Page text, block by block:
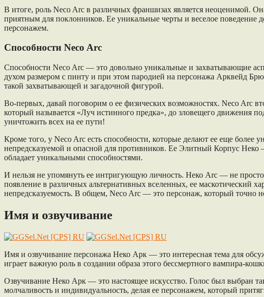
В итоге, роль Neco Arc в различных франшизах является неоценимой.
приятным для поклонников. Ее уникальные черты и веселое
персонажем.
Способности Neco Arc
Способности Neco Arc — это довольно уникальные и захватывающие
духом размером с пинту и при этом пародией на персонажа Арквейд
такой захватывающей и загадочной фигурой.
Во-первых, давай поговорим о ее физических возможностях. Neco Arc
который называется «Луч истинного предка», до зловещего
уничтожить всех на ее пути!
Кроме того, у Neco Arc есть способности, которые делают ее еще более
непредсказуемой и опасной для противников. Ее Элитный Корпус
обладает уникальными способностями.
И нельзя не упомянуть ее интригующую личность. Неко Arc — не просто
появление в различных альтернативных вселенных, ее маскотический
непредсказуемость. В общем, Neco Arc — это персонаж, который точно
Имя и озвучивание
Имя и озвучивание персонажа Неко Арк — это интересная тема для
играет важную роль в создании образа этого бессмертного вампира-
Озвучивание Неко Арк — это настоящее искусство. Голос был выбран
молчаливость и индивидуальность, делая ее персонажем, который